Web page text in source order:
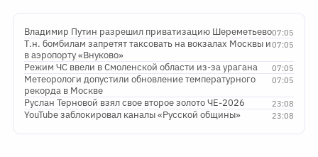
07:05
Владимир Путин разрешил приватизацию Шереметьево
07:05
Т.н. бомбилам запретят таксовать на вокзалах Москвы и
в аэропорту «Внуково»
07:05
Режим ЧС ввели в Смоленской области из-за урагана
07:05
Метеорологи допустили обновление температурного
рекорда в Москве
23:08
Руслан Терновой взял свое второе золото ЧЕ-2026
23:08
YouTube заблокировал каналы «Русской общины»